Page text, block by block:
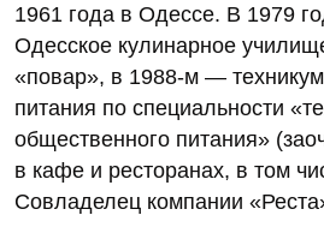
1961 года в Одессе. В 1979
Одесское кулинарное
«повар», в 1988‑м —
питания по специальности
общественного питания»
в кафе и ресторанах, в том
Совладелец компании